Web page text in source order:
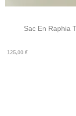
Sac En Raphia
125,00 €
Prix
Prix